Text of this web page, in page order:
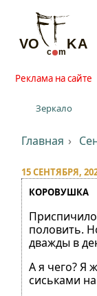
Реклама на сайте
Зеркало
Главная
15 СЕНТЯБРЯ,
КОРОВУШКА
половить.
дважды в
А я чего? Я
сиськами